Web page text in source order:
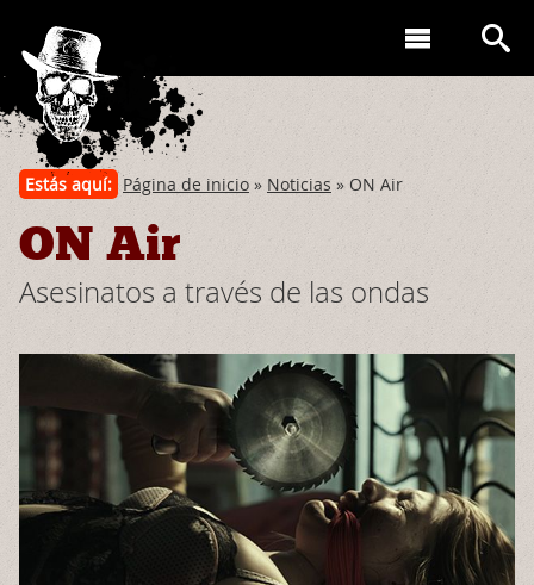
Estás aquí: Página de inicio » Noticias » ON Air
ON Air
Asesinatos a través de las ondas